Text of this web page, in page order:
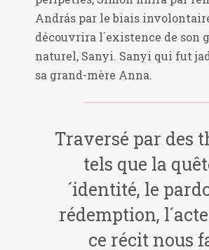
András par le biais
découvrira l´existence de son
naturel, Sanyi. Sanyi qui fut
sa grand-mère Anna.
Traversé par des
tels que la
´identité, le
rédemption,
ce récit nous